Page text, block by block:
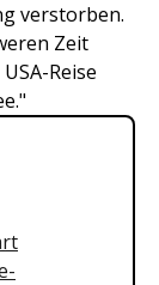
verstorben.
Zeit
Reise